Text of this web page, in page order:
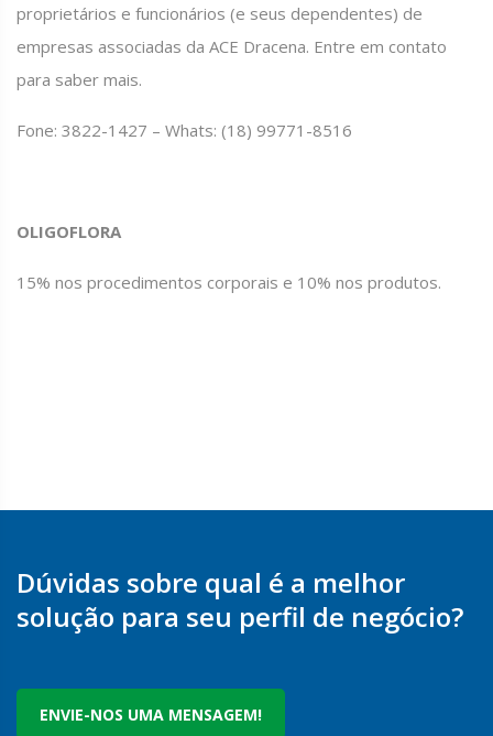
proprietários e funcionários (e seus dependentes) de
empresas associadas da ACE Dracena. Entre em contato
para saber mais.
Fone: 3822-1427 – Whats: (18) 99771-8516
OLIGOFLORA
15% nos procedimentos corporais e 10% nos produtos.
Dúvidas sobre qual é a melhor
solução para seu perfil de negócio?
ENVIE-NOS UMA MENSAGEM!